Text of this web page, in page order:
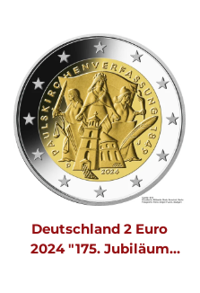
Deutschland 2 Euro
2024 "175. Jubiläum